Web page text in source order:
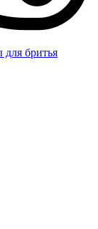
бритья